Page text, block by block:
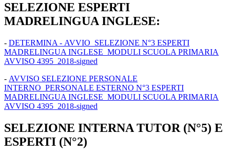
SELEZIONE ESPERTI
MADRELINGUA INGLESE:
- DETERMINA - AVVIO SELEZIONE N°3 ESPERTI
MADRELINGUA INGLESE MODULI SCUOLA PRIMARIA
AVVISO 4395_2018-signed
- AVVISO SELEZIONE PERSONALE
INTERNO_PERSONALE ESTERNO N°3 ESPERTI
MADRELINGUA INGLESE MODULI SCUOLA PRIMARIA
AVVISO 4395_2018-signed
SELEZIONE INTERNA TUTOR (N°5) E
ESPERTI (N°2)